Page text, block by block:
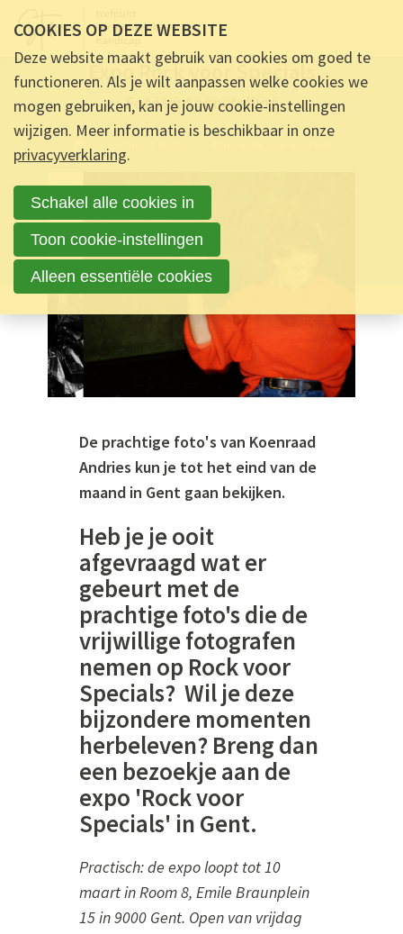
Expo Rock voor Specials
Fototentoonstelling
De prachtige foto's van Koenraad
Andries kun je tot het eind van de
maand in Gent gaan bekijken.
Heb je je ooit
afgevraagd wat er
gebeurt met de
prachtige foto's die de
vrijwillige fotografen
nemen op Rock voor
Specials? Wil je deze
bijzondere momenten
herbeleven? Breng dan
een bezoekje aan de
expo 'Rock voor
Specials' in Gent.
Practisch: de expo loopt tot 10
maart in Room 8, Emile Braunplein
15 in 9000 Gent. Open van vrijdag
COOKIES OP DEZE WEBSITE
Deze website maakt gebruik van cookies om goed te
functioneren. Als je wilt aanpassen welke cookies we
mogen gebruiken, kan je jouw cookie-instellingen
wijzigen. Meer informatie is beschikbaar in onze
privacyverklaring.
Schakel alle cookies in
Toon cookie-instellingen
Alleen essentiële cookies